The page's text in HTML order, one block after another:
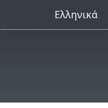
Ελληνικά